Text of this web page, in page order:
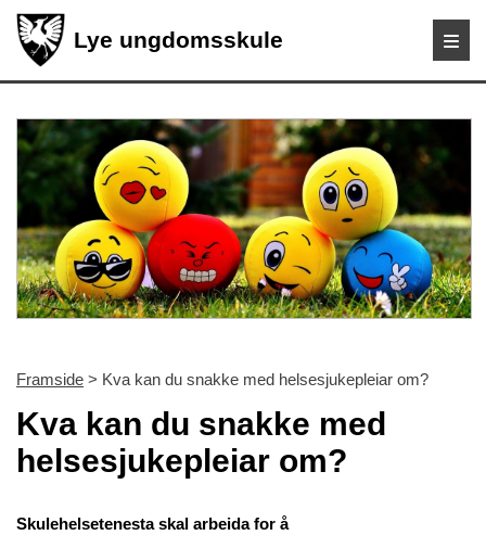
Lye ungdomsskule
Framside > Kva kan du snakke med helsesjukepleiar om?
Kva kan du snakke med
helsesjukepleiar om?
Skulehelsetenesta skal arbeida for å